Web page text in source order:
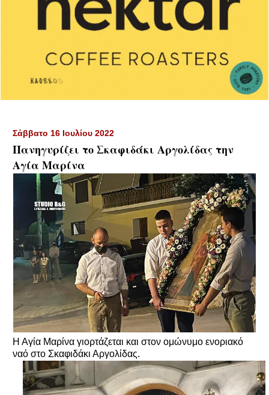
Σάββατο 16 Ιουλίου 2022
Πανηγυρίζει το Σκαφιδάκι Αργολίδας την
Αγία Μαρίνα
Η Αγία Μαρίνα γιορτάζεται και στον ομώνυμο ενοριακό
ναό στο Σκαφιδάκι Αργολίδας.